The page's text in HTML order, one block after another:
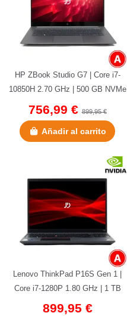
HP ZBook Studio G7 | Core i7-
10850H 2.70 GHz | 500 GB NVMe
| 16 GB DDR4 ONBOARD |
756,99 €899,95 €
Añadir al carrito
Lenovo ThinkPad P16S Gen 1 |
Core i7-1280P 1.80 GHz | 1 TB
NVMe | 32 GB DDR4 | 16" |...
899,95 €